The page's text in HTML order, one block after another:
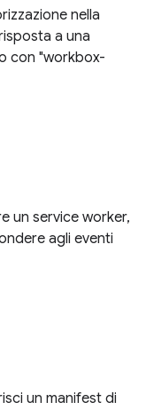
nella
a una
con "workbox-
un service worker,
agli eventi
un manifest di